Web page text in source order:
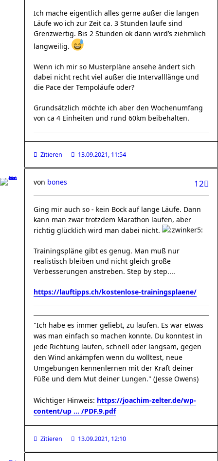
Ich mache eigentlich alles gerne außer die langen
Läufe wo ich zur Zeit ca. 3 Stunden laufe sind
Grenzwertig. Bis 2 Stunden ok dann wird’s ziehmlich
langweilig.
Wenn ich mir so Musterpläne ansehe ändert sich
dabei nicht recht viel außer die Intervalllänge und
die Pace der Tempoläufe oder?
Grundsätzlich möchte ich aber den Wochenumfang
von ca 4 Einheiten und rund 60km beibehalten.
Zitieren 13.09.2021, 11:54
12
von bones
Ging mir auch so - kein Bock auf lange Läufe. Dann
kann man zwar trotzdem Marathon laufen, aber
richtig glücklich wird man dabei nicht.
Trainingspläne gibt es genug. Man muß nur
realistisch bleiben und nicht gleich große
Verbesserungen anstreben. Step by step....
https://lauftipps.ch/kostenlose-trainingsplaene/
"Ich habe es immer geliebt, zu laufen. Es war etwas
was man einfach so machen konnte. Du konntest in
jede Richtung laufen, schnell oder langsam, gegen
den Wind ankämpfen wenn du wolltest, neue
Umgebungen kennenlernen mit der Kraft deiner
Füße und dem Mut deiner Lungen." (Jesse Owens)
Wichtiger Hinweis: https://joachim-zelter.de/wp-
content/up ... /PDF.9.pdf
Zitieren 13.09.2021, 12:10